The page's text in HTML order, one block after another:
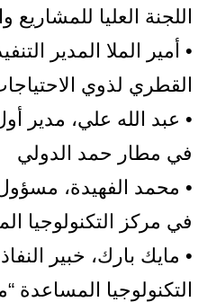
اللجنة العليا للمشاريع
• أمير الملا المدير
القطري لذوي
• عبد الله علي، مدير
في مطار حمد الدولي
• محمد الفهيدة،
في مركز التكنولوجيا
• مايك بارك، خبير
التكنولوجيا المساعدة